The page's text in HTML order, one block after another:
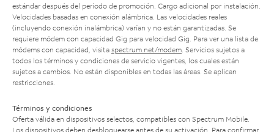
estándar después del período de promoción. Cargo adicional por instalación.
Velocidades basadas en conexión alámbrica. Las velocidades reales
(incluyendo conexión inalámbrica) varían y no están garantizadas. Se
requiere módem con capacidad Gig para velocidad Gig. Para ver una lista de
módems con capacidad, visita spectrum.net/modem . Servicios sujetos a
todos los términos y condiciones de servicio vigentes, los cuales están
sujetos a cambios. No están disponibles en todas las áreas. Se aplican
restricciones.
Términos y condiciones
Oferta válida en dispositivos selectos, compatibles con Spectrum Mobile.
Los dispositivos deben desbloquearse antes de su activación. Para confirmar